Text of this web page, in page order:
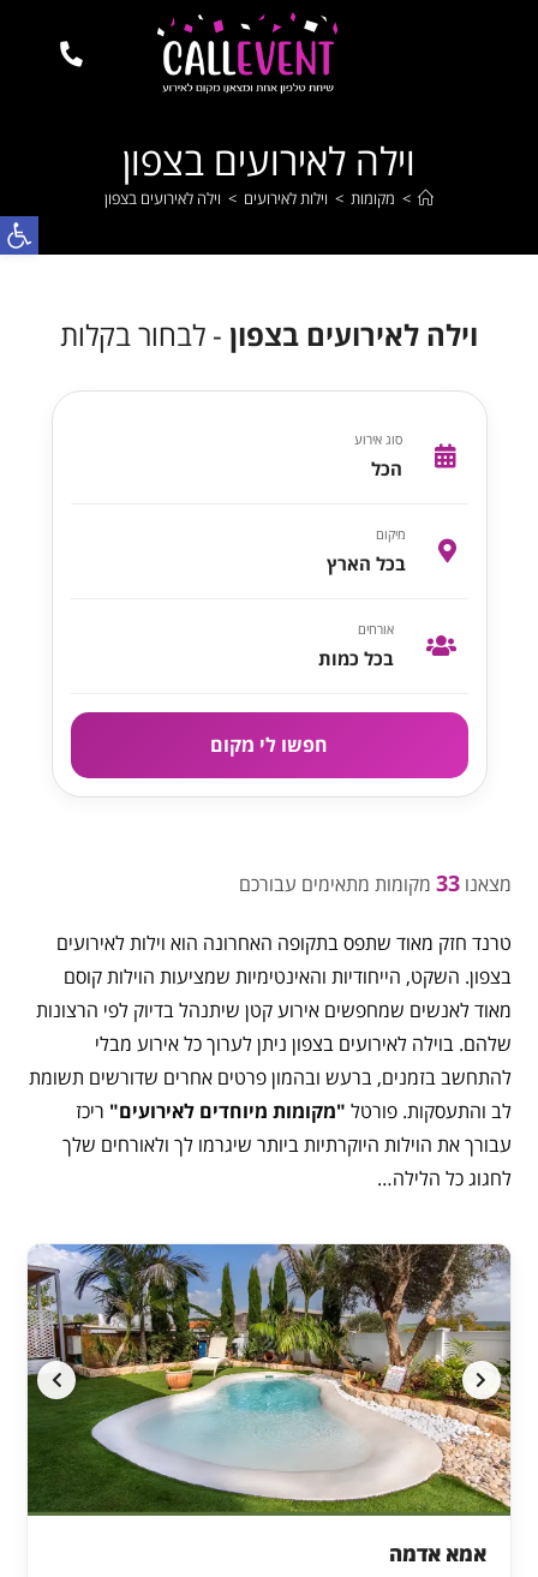
וילה לאירועים בצפון
> מקומות > וילות לאירועים > וילה לאירועים בצפון
וילה לאירועים בצפון - לבחור בקלות
סוג אירוע
הכל
מיקום
בכל הארץ
אורחים
בכל כמות
חפשו לי מקום
מצאנו33 מקומות מתאימים עבורכם
טרנד חזק מאוד שתפס בתקופה האחרונה הוא וילות לאירועים
בצפון. השקט, הייחודיות והאינטימיות שמציעות הוילות קוסם
מאוד לאנשים שמחפשים אירוע קטן שיתנהל בדיוק לפי הרצונות
שלהם. בוילה לאירועים בצפון ניתן לערוך כל אירוע מבלי
להתחשב בזמנים, ברעש ובהמון פרטים אחרים שדורשים תשומת
לב והתעסקות. פורטל "מקומות מיוחדים לאירועים" ריכז
עבורך את הוילות היוקרתיות ביותר שיגרמו לך ולאורחים שלך
לחגוג כל הלילה…
אמא אדמה